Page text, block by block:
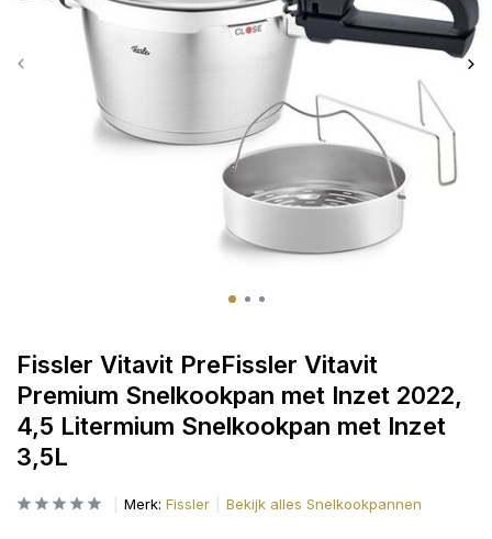
Fissler Vitavit PreFissler Vitavit
Premium Snelkookpan met Inzet 2022,
4,5 Litermium Snelkookpan met Inzet
3,5L
Merk: Fissler Bekijk alles Snelkookpannen